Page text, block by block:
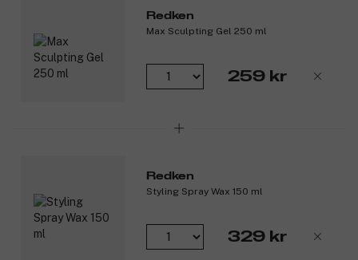
Redken
Max Sculpting Gel 250 ml
259 kr
Redken
Styling Spray Wax 150 ml
329 kr